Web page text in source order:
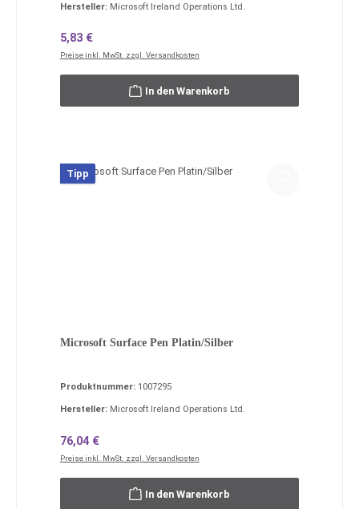
Hersteller: Microsoft Ireland Operations Ltd.
Regulärer Preis:
5,83 €
Preise inkl. MwSt. zzgl. Versandkosten
In den Warenkorb
Tipp
Microsoft Surface Pen Platin/Silber
Produktnummer: 1007295
Hersteller: Microsoft Ireland Operations Ltd.
Regulärer Preis:
76,04 €
Preise inkl. MwSt. zzgl. Versandkosten
In den Warenkorb